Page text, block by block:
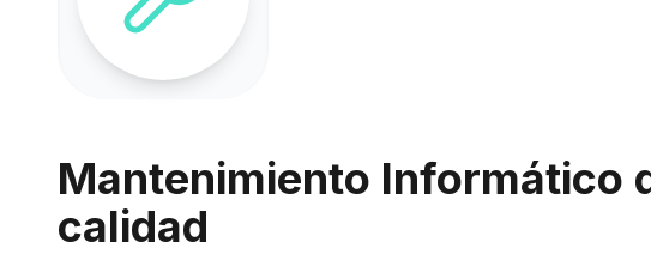
Mantenimiento Informático
calidad